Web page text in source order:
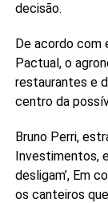
decisão.
De acordo com
Pactual, o
restaurantes e
centro da
Bruno Perri,
Investimentos,
desligam’, Em
os canteiros